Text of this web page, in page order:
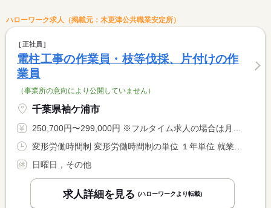
ハローワーク求人（掲載元：木更津公共職業安定所）
正社員
電柱工事の作業員・枝等伐採、片付けの作
業員
（事業所の意向により公開していません）
千葉県袖ケ浦市
250,700円〜299,000円 ※フルタイム求人の場合は月額（換算額）、パート求人の場合は時間額を表示しています。
変形労働時間制 変形労働時間制の単位 １年単位 就業時間１ 8時00分〜17時00分
日曜日，その他
求人詳細を見る (ハローワークより転載)